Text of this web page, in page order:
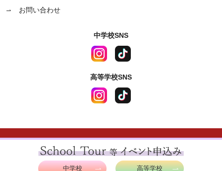
お問い合わせ
中学校SNS
高等学校SNS
〒670-0964 兵庫県姫路市豊沢町83番地
サイトポリシー| プライバシーポリシー
Copyright © 2021 Himeji international school. All Rights Reserved
中学校 高等学校